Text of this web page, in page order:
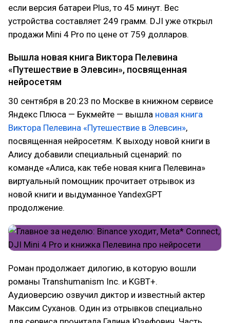
если версия батареи Plus, то 45 минут. Вес
устройства составляет 249 грамм. DJI уже открыл
продажи Mini 4 Pro по цене от 759 долларов.
Вышла новая книга Виктора Пелевина
«Путешествие в Элевсин», посвященная
нейросетям
30 сентября в 20:23 по Москве в книжном сервисе
Яндекс Плюса — Букмейте — вышла новая книга
Виктора Пелевина «Путешествие в Элевсин»,
посвященная нейросетям. К выходу новой книги в
Алису добавили специальный сценарий: по
команде «Алиса, как тебе новая книга Пелевина»
виртуальный помощник прочитает отрывок из
новой книги и выдуманное YandexGPT
продолжение.
Роман продолжает дилогию, в которую вошли
романы Transhumanism Inc. и KGBT+.
Аудиоверсию озвучил диктор и известный актер
Максим Суханов. Один из отрывков специально